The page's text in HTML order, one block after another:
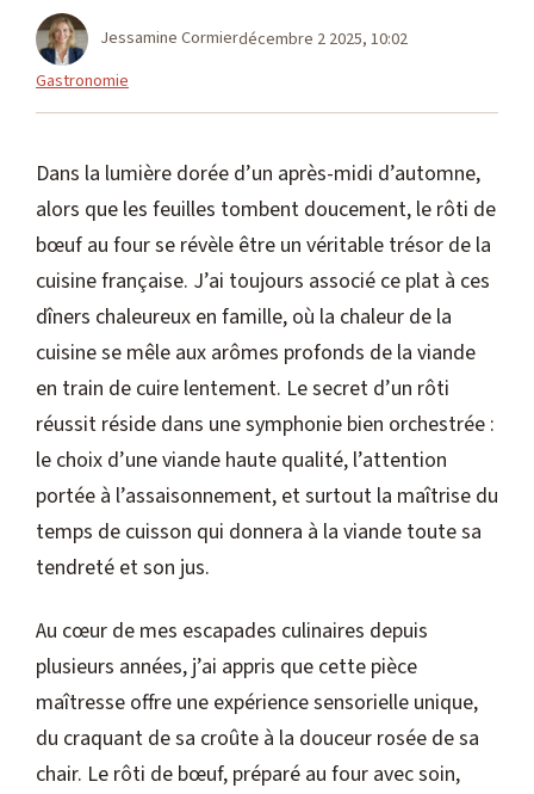
Jessamine Cormierdécembre 2 2025, 10:02
Catégories
Gastronomie
Dans la lumière dorée d’un après-midi d’automne,
alors que les feuilles tombent doucement, le rôti de
bœuf au four se révèle être un véritable trésor de la
cuisine française. J’ai toujours associé ce plat à ces
dîners chaleureux en famille, où la chaleur de la
cuisine se mêle aux arômes profonds de la viande
en train de cuire lentement. Le secret d’un rôti
réussit réside dans une symphonie bien orchestrée :
le choix d’une viande haute qualité, l’attention
portée à l’assaisonnement, et surtout la maîtrise du
temps de cuisson qui donnera à la viande toute sa
tendreté et son jus.
Au cœur de mes escapades culinaires depuis
plusieurs années, j’ai appris que cette pièce
maîtresse offre une expérience sensorielle unique,
du craquant de sa croûte à la douceur rosée de sa
chair. Le rôti de bœuf, préparé au four avec soin,